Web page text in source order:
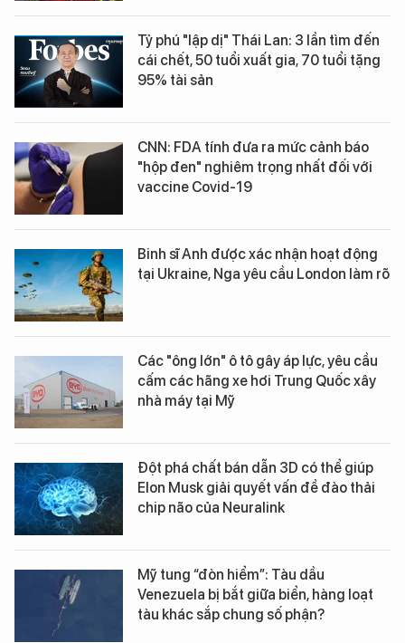
Tỷ phú "lập dị" Thái Lan: 3 lần tìm đến
cái chết, 50 tuổi xuất gia, 70 tuổi tặng
95% tài sản
CNN: FDA tính đưa ra mức cảnh báo
"hộp đen" nghiêm trọng nhất đối với
vaccine Covid-19
Binh sĩ Anh được xác nhận hoạt động
tại Ukraine, Nga yêu cầu London làm rõ
Các "ông lớn" ô tô gây áp lực, yêu cầu
cấm các hãng xe hơi Trung Quốc xây
nhà máy tại Mỹ
Đột phá chất bán dẫn 3D có thể giúp
Elon Musk giải quyết vấn đề đào thải
chip não của Neuralink
Mỹ tung “đòn hiểm”: Tàu dầu
Venezuela bị bắt giữa biển, hàng loạt
tàu khác sắp chung số phận?